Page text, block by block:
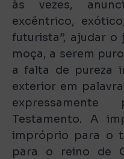
às vezes,
excêntrico,
futurista”, ajudar o
moça, a serem
a falta de pureza
exterior em
Testamento. A
impróprio para o
para o reino de